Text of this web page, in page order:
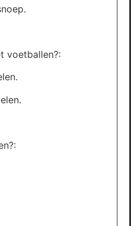
voetballen?: